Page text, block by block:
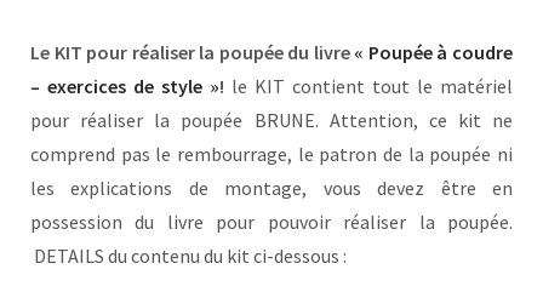
Le KIT pour réaliser la poupée du livre « Poupée à coudre
– exercices de style »! le KIT contient tout le matériel
pour réaliser la poupée BRUNE. Attention, ce kit ne
comprend pas le rembourrage, le patron de la poupée ni
les explications de montage, vous devez être en
possession du livre pour pouvoir réaliser la poupée.
DETAILS du contenu du kit ci-dessous :